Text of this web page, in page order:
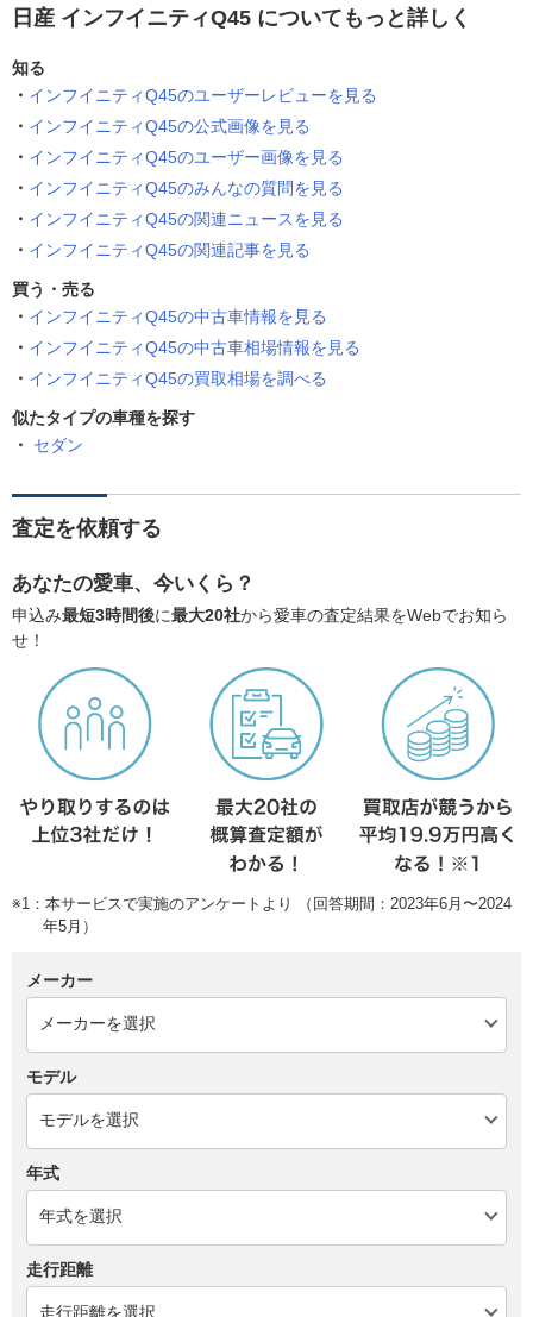
日産 インフイニティQ45 についてもっと詳しく
知る
インフイニティQ45のユーザーレビューを見る
インフイニティQ45の公式画像を見る
インフイニティQ45のユーザー画像を見る
インフイニティQ45のみんなの質問を見る
インフイニティQ45の関連ニュースを見る
インフイニティQ45の関連記事を見る
買う・売る
インフイニティQ45の中古車情報を見る
インフイニティQ45の中古車相場情報を見る
インフイニティQ45の買取相場を調べる
似たタイプの車種を探す
セダン
査定を依頼する
あなたの愛車、今いくら？
申込み最短3時間後に最大20社から愛車の査定結果をWebでお知ら
せ！
※1：本サービスで実施のアンケートより （回答期間：2023年6月〜2024
年5月）
メーカー
モデル
年式
走行距離